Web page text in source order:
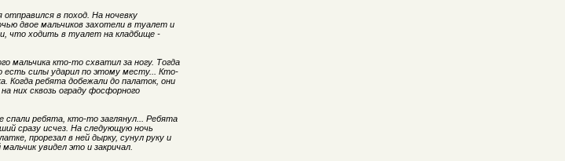
отправился в поход. На ночевку
двое мальчиков захотели в туалет и
что ходить в туалет на кладбище -
мальчика кто-то схватил за ногу. Тогда
есть силы ударил по этому месту... Кто-
Когда ребята добежали до палаток, они
них сквозь ограду фосфорного
спали ребята, кто-то заглянул... Ребята
сразу исчез. На следующую ночь
прорезал в ней дырку, сунул руку и
увидел это и закричал.